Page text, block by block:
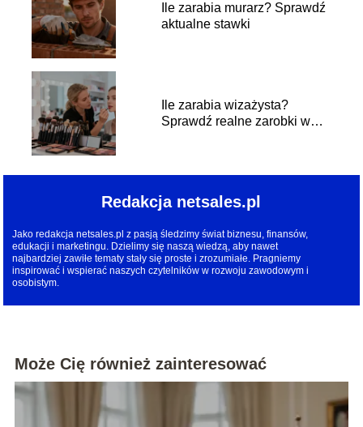
Ile zarabia murarz? Sprawdź
aktualne stawki
Ile zarabia wizażysta?
Sprawdź realne zarobki w
Redakcja netsales.pl
Jako redakcja netsales.pl z pasją śledzimy świat biznesu, finansów,
edukacji i marketingu. Dzielimy się naszą wiedzą, aby nawet
najbardziej zawiłe tematy stały się proste i zrozumiałe. Pragniemy
inspirować i wspierać naszych czytelników w rozwoju zawodowym i
osobistym.
Może Cię również zainteresować